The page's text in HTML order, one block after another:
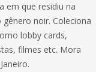
em que residiu na
noir. Coleciona
lobby cards,
filmes etc. Mora